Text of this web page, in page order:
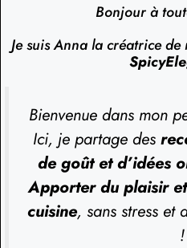
Bonjour à
Je suis Anna la créatrice
Bienvenue dans mon
Ici, je partage des
de goût et d’idées
Apporter du plaisir
cuisine, sans stress et
!